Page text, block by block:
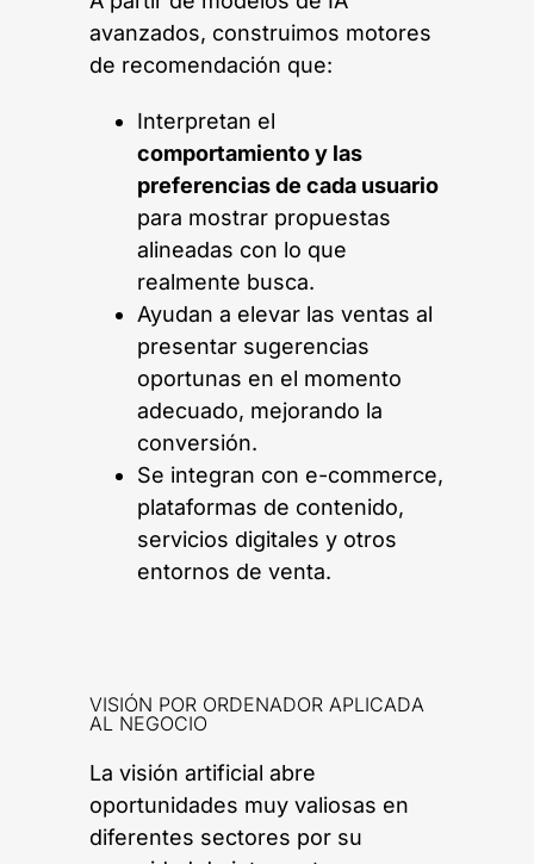
avanzados, construimos motores
de recomendación que:
Interpretan el
comportamiento y las
preferencias de cada usuario
para mostrar propuestas
alineadas con lo que
realmente busca.
Ayudan a elevar las ventas al
presentar sugerencias
oportunas en el momento
adecuado, mejorando la
conversión.
Se integran con e-commerce,
plataformas de contenido,
servicios digitales y otros
entornos de venta.
VISIÓN POR ORDENADOR APLICADA
AL NEGOCIO
La visión artificial abre
oportunidades muy valiosas en
diferentes sectores por su